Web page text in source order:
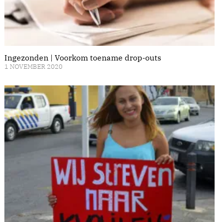
Ingezonden | Voorkom toename drop-outs
1 NOVEMBER 2020